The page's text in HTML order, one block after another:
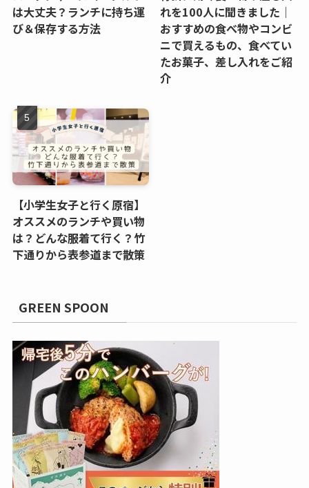
は大丈夫？ランチに持ち運
び＆保存する方法
れを100人に聞きました｜
おすすめの食べ物やコンビ
ニで買えるもの、食べてい
たお菓子、差し入れをご紹
介
【小学生女子と行く原宿】
オススメのランチや買い物
は？どんな服着て行く？竹
下通りから表参道まで散策
GREEN SPOON